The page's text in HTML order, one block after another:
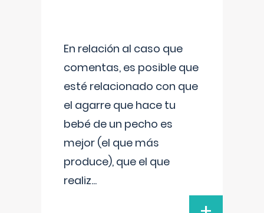
En relación al caso que
comentas, es posible que
esté relacionado con que
el agarre que hace tu
bebé de un pecho es
mejor (el que más
produce), que el que
realiz...